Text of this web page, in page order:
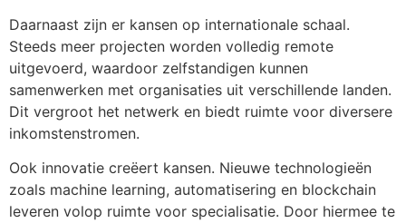
Daarnaast zijn er kansen op internationale schaal.
Steeds meer projecten worden volledig remote
uitgevoerd, waardoor zelfstandigen kunnen
samenwerken met organisaties uit verschillende landen.
Dit vergroot het netwerk en biedt ruimte voor diversere
inkomstenstromen.
Ook innovatie creëert kansen. Nieuwe technologieën
zoals machine learning, automatisering en blockchain
leveren volop ruimte voor specialisatie. Door hiermee te